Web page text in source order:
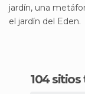
jardín, una
el jardín del Eden.
104